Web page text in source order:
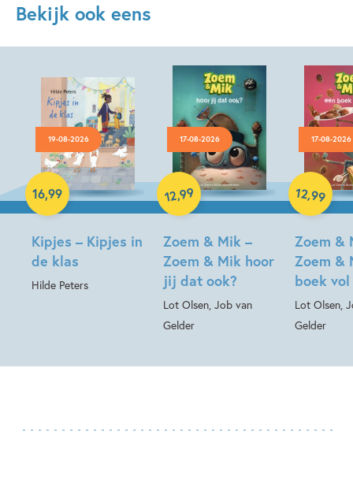
Bekijk ook eens
19-08-2026
Kipjes – Kipjes in
de klas
Hilde Peters
16,99
Hardcover
17-08-2026
Zoem & Mik –
Zoem & Mik hoor
jij dat ook?
Lot Olsen, Job van
Gelder
12,99
Hardcover
17-08-2026
Zoem &
Zoem &
boek
Lot Olsen,
Gelder
12,99
Hardcover